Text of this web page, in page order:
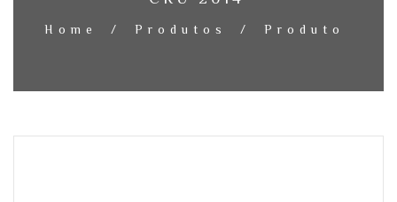
Home / Produtos / Produto